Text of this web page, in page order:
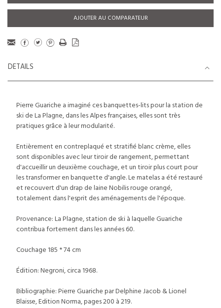
AJOUTER AU COMPARATEUR
DETAILS
Pierre Guariche a imaginé ces banquettes-lits pour la station de
ski de La Plagne, dans les Alpes françaises, elles sont très
pratiques grâce à leur modularité.
Entièrement en contreplaqué et stratifié blanc crème, elles
sont disponibles avec leur tiroir de rangement, permettant
d'accueillir un deuxième couchage, et un tiroir plus court pour
les transformer en banquette d'angle. Le matelas a été restauré
et recouvert d'un drap de laine Nobilis rouge orangé,
totalement dans l'esprit des aménagements de l'époque.
Provenance: La Plagne, station de ski à laquelle Guariche
contribua fortement dans les années 60.
Couchage 185 * 74 cm
Édition: Negroni, circa 1968.
Bibliographie: Pierre Guariche par Delphine Jacob & Lionel
Blaisse, Edition Norma, pages 200 à 219.